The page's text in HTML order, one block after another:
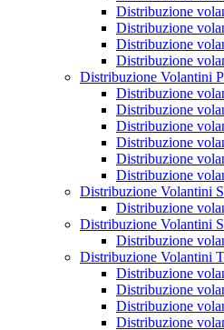
Distribuzione
Distribuzione
Distribuzione
Distribuzione
Distribuzione Volantini
Distribuzione
Distribuzione
Distribuzione
Distribuzione
Distribuzione
Distribuzione
Distribuzione Volantini
Distribuzione
Distribuzione Volantini
Distribuzione
Distribuzione Volantini
Distribuzione
Distribuzione
Distribuzione
Distribuzione